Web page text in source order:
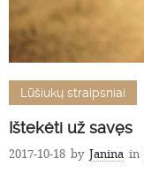
Lūšiukų straipsniai
Ištekėti už savęs
2017-10-18 by Janina in